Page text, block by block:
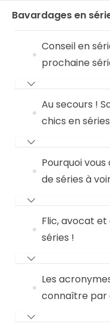
Bavardages en
Conseil en
prochaine
Au secours !
chics en
Pourquoi vous
de séries à
Flic, avocat
séries !
Les
connaître par